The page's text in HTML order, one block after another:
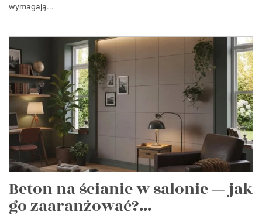
wymagają...
Beton na ścianie w salonie — jak
go zaaranżować?...